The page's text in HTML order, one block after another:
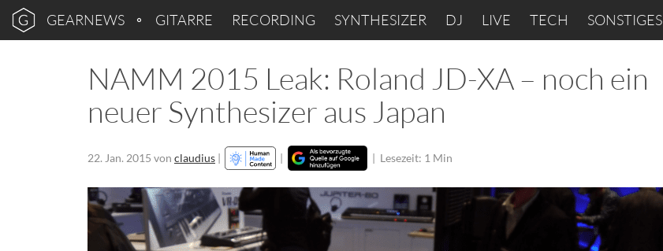
GEARNEWS GITARRE RECORDING SYNTHESIZER DJ LIVE TECH SONSTIGES
NAMM 2015 Leak: Roland JD-XA – noch ein
neuer Synthesizer aus Japan
22. Jan. 2015 von claudius | | | Lesezeit: 1 Min